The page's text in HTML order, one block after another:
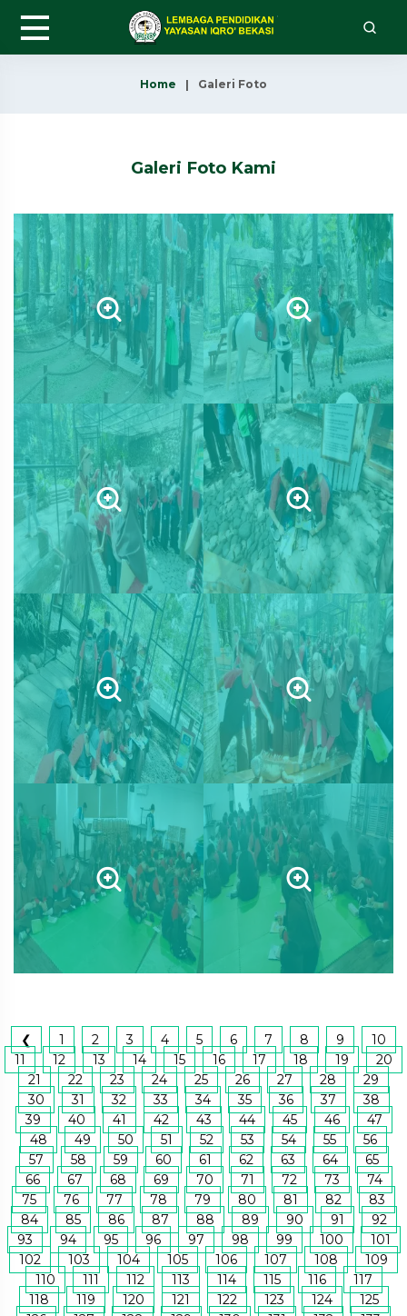
Home Galeri Foto
Galeri Foto Kami
❮ 1 2 3 4 5 6 7 8 9
10
11
12 13 14 15 16 17 18 19
20
21
22 23 24 25 26 27 28
29
30
31 32 33 34 35 36 37
38
39
40 41 42 43 44 45 46
47
48
49 50 51 52 53 54 55
56
57
58 59 60 61 62 63 64
65
66
67 68 69 70 71 72 73
74
75
76 77 78 79 80 81 82
83
84
85 86 87 88 89 90 91
92
93
94 95 96 97 98 99 100
101
102
103 104 105 106 107 108
109
110
111 112 113 114 115 116
117
118
119 120 121 122 123 124
125